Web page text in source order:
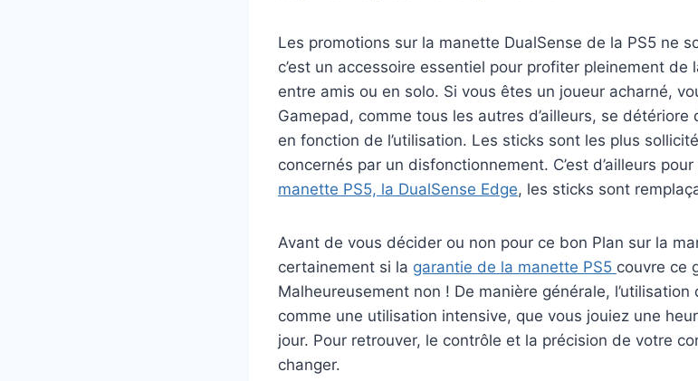
Les promotions sur la manette DualSense de la PS5 ne
c’est un accessoire essentiel pour profiter pleinement de
entre amis ou en solo. Si vous êtes un joueur acharné,
Gamepad, comme tous les autres d’ailleurs, se
en fonction de l’utilisation. Les sticks sont les plus
concernés par un disfonctionnement. C’est d’ailleurs
manette PS5, la DualSense Edge, les sticks sont
Avant de vous décider ou non pour ce bon Plan sur la
certainement si la garantie de la manette PS5 couvre ce
Malheureusement non ! De manière générale, l’utilisation
comme une utilisation intensive, que vous jouiez une
jour. Pour retrouver, le contrôle et la précision de votre
changer.